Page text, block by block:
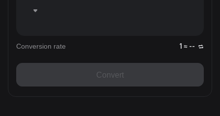
Conversion rate 1 ≈ --
Convert